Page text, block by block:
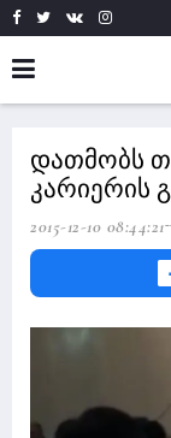
დათმობს
კარიერის
2015-12-10 08:44:21